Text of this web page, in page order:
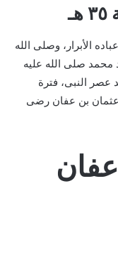
الأبرار، وصلى الله
محمد صلى الله عليه
عصر النبى، فترة
بن عفان رضى